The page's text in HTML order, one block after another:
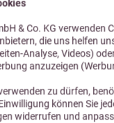
& Co. KG verwenden
die uns helfen
Analyse, Videos)
anzuzeigen
zu dürfen,
können Sie
widerrufen und
Höveler ZF Plus 20kg
Zuchtstutenmüsli